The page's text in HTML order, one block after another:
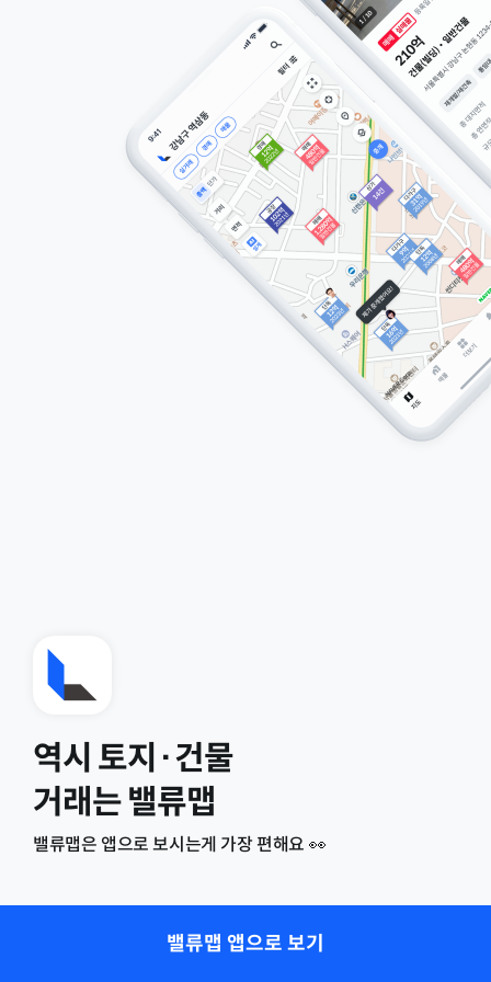
역시 토지·건물
거래는 밸류맵
밸류맵은 앱으로 보시는게 가장 편해요 👀
밸류맵 앱으로 보기